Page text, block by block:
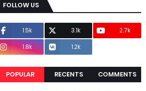
FOLLOW US
1.5k 3.1k
2.7k
1.8k
1.2k
POPULAR RECENTS COMMENTS